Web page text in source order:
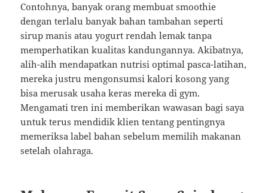
Contohnya, banyak orang membuat smoothie
dengan terlalu banyak bahan tambahan seperti
sirup manis atau yogurt rendah lemak tanpa
memperhatikan kualitas kandungannya. Akibatnya,
alih-alih mendapatkan nutrisi optimal pasca-latihan,
mereka justru mengonsumsi kalori kosong yang
bisa merusak usaha keras mereka di gym.
Mengamati tren ini memberikan wawasan bagi saya
untuk terus mendidik klien tentang pentingnya
memeriksa label bahan sebelum memilih makanan
setelah olahraga.